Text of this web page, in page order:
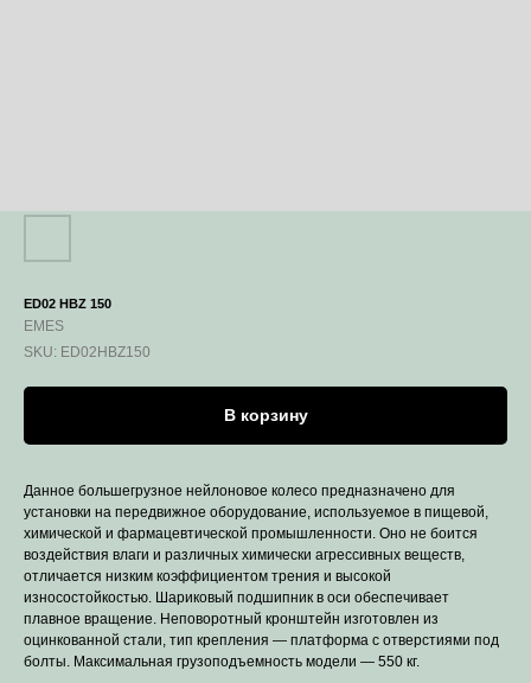
ED02 HBZ 150
EMES
SKU: ED02HBZ150
В корзину
Данное большегрузное нейлоновое колесо предназначено для
установки на передвижное оборудование, используемое в пищевой,
химической и фармацевтической промышленности. Оно не боится
воздействия влаги и различных химически агрессивных веществ,
отличается низким коэффициентом трения и высокой
износостойкостью. Шариковый подшипник в оси обеспечивает
плавное вращение. Неповоротный кронштейн изготовлен из
оцинкованной стали, тип крепления — платформа с отверстиями под
болты. Максимальная грузоподъемность модели — 550 кг.